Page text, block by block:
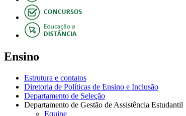
Ensino
Estrutura e contatos
Diretoria de Políticas de Ensino e Inclusão
Departamento de Seleção
Departamento de Gestão de Assistência Estudantil
Equipe